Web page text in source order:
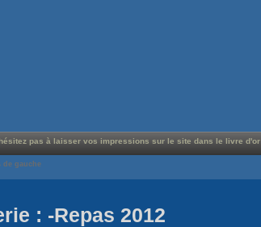
pas à laisser vos impressions sur le site dans le livre d'or
de gauche
: -Repas 2012